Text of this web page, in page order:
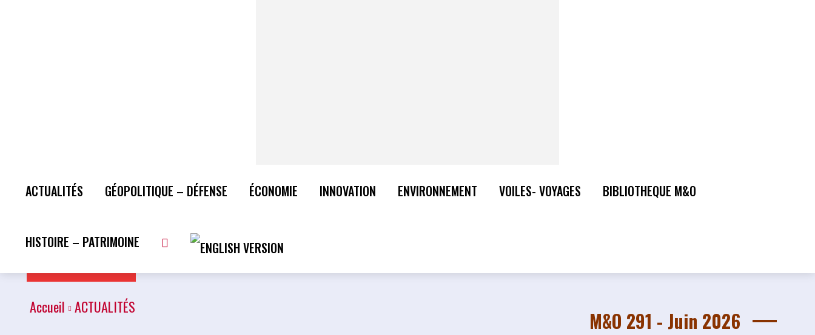
ACTUALITÉS GÉOPOLITIQUE – DÉFENSE ÉCONOMIE INNOVATION ENVIRONNEMENT VOILES- VOYAGES BIBLIOTHEQUE M&O
HISTOIRE – PATRIMOINE
Accueil ACTUALITÉS
M&O 291 - Juin 2026